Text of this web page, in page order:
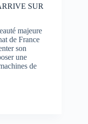
SUR
majeure
de France
son
une
de